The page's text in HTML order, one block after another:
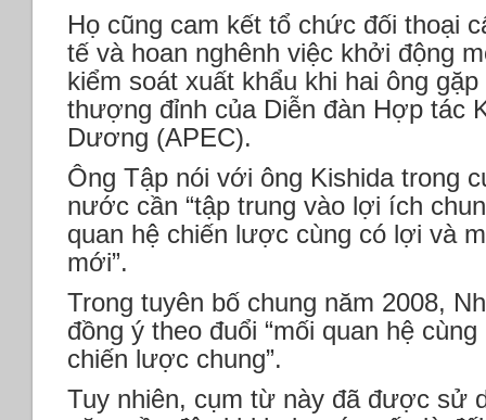
Họ cũng cam kết tổ chức đối thoại
tế và hoan nghênh việc khởi động
kiểm soát xuất khẩu khi hai ông
thượng đỉnh của Diễn đàn Hợp tác
Dương (APEC).
Ông Tập nói với ông Kishida trong
nước cần “tập trung vào lợi ích
quan hệ chiến lược cùng có lợi và
mới”.
Trong tuyên bố chung năm 2008,
đồng ý theo đuổi “mối quan hệ
chiến lược chung”.
Tuy nhiên, cụm từ này đã được sử